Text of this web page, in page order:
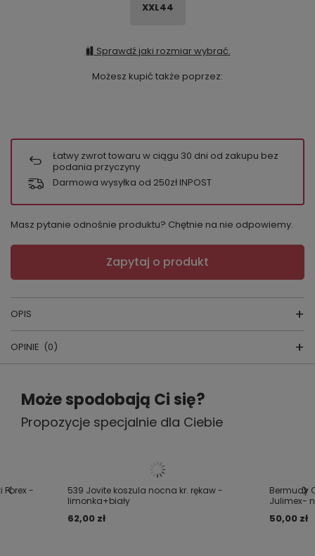
XXL44
Sprawdź jaki rozmiar wybrać.
Możesz kupić także poprzez:
Łatwy zwrot towaru w ciągu 30 dni od zakupu bez
podania przyczyny
Darmowa wysyłka od 250zł INPOST
Masz pytanie odnośnie produktu? Chętnie na nie odpowiemy.
Zapytaj o produkt
OPIS
skład surowcowy:46% wiskoza, 46%
poliester, 8% elastan
producent:FOREX
.
.
OPINIE (0)
Napisz swoją opinię
Twoja ocena:
Może spodobają Ci się?
Propozycje specjalnie dla Ciebie
Forex -
539 Jovite koszula nocna kr. rękaw -
limonka+biały
62,00 zł
Bermudy
Julimex-
50,00 zł